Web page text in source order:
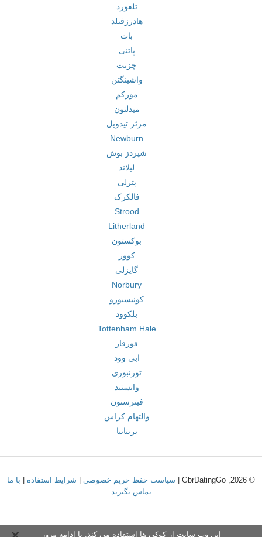
تلفورد
هادرزفیلد
باث
پاتنی
چزنت
واشینگتن
مورکم
میدلتون
مرثر تیدویل
Newburn
شپردز بوش
لیلاند
پترلی
فالکرک
Strood
Litherland
بوکستون
کووز
گایزلی
Norbury
کونیسبورو
بلکوود
Tottenham Hale
فورفار
ابی وود
تورنبوری
وانستید
فیترستون
والتهام کراس
بریتانیا
© 2026, GbrDatingGo | سیاست حفظ حریم خصوصی شرایط استفاده
با ما
تماس بگیرید
این وب سایت از کوکی ها استفاده می کند. با ادامه مرور